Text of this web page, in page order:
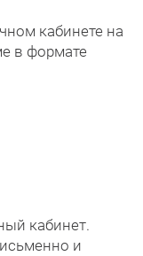
кабинете на
в формате
кабинет.
и